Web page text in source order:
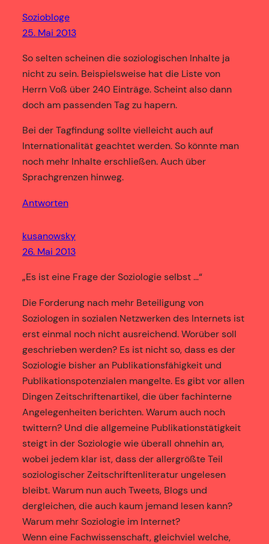
Soziobloge
25. Mai 2013
So selten scheinen die soziologischen Inhalte ja
nicht zu sein. Beispielsweise hat die Liste von
Herrn Voß über 240 Einträge. Scheint also dann
doch am passenden Tag zu hapern.
Bei der Tagfindung sollte vielleicht auch auf
Internationalität geachtet werden. So könnte man
noch mehr Inhalte erschließen. Auch über
Sprachgrenzen hinweg.
Antworten
kusanowsky
26. Mai 2013
„Es ist eine Frage der Soziologie selbst …“
Die Forderung nach mehr Beteiligung von
Soziologen in sozialen Netzwerken des Internets ist
erst einmal noch nicht ausreichend. Worüber soll
geschrieben werden? Es ist nicht so, dass es der
Soziologie bisher an Publikationsfähigkeit und
Publikationspotenzialen mangelte. Es gibt vor allen
Dingen Zeitschriftenartikel, die über fachinterne
Angelegenheiten berichten. Warum auch noch
twittern? Und die allgemeine Publikationstätigkeit
steigt in der Soziologie wie überall ohnehin an,
wobei jedem klar ist, dass der allergrößte Teil
soziologischer Zeitschriftenliteratur ungelesen
bleibt. Warum nun auch Tweets, Blogs und
dergleichen, die auch kaum jemand lesen kann?
Warum mehr Soziologie im Internet?
Wenn eine Fachwissenschaft, gleichviel welche,